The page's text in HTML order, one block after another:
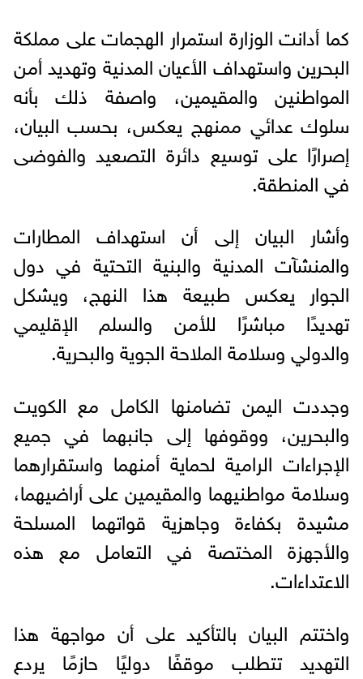
كما أدانت الوزارة استمرار الهجمات على مملكة
البحرين واستهداف الأعيان المدنية وتهديد أمن
المواطنين والمقيمين، واصفة ذلك بأنه
سلوك عدائي ممنهج يعكس، بحسب البيان،
إصرارًا على توسيع دائرة التصعيد والفوضى
في المنطقة.
وأشار البيان إلى أن استهداف المطارات
والمنشآت المدنية والبنية التحتية في دول
الجوار يعكس طبيعة هذا النهج، ويشكل
تهديدًا مباشرًا للأمن والسلم الإقليمي
والدولي وسلامة الملاحة الجوية والبحرية.
وجددت اليمن تضامنها الكامل مع الكويت
والبحرين، ووقوفها إلى جانبهما في جميع
الإجراءات الرامية لحماية أمنهما واستقرارهما
وسلامة مواطنيهما والمقيمين على أراضيهما،
مشيدة بكفاءة وجاهزية قواتهما المسلحة
والأجهزة المختصة في التعامل مع هذه
الاعتداءات.
واختتم البيان بالتأكيد على أن مواجهة هذا
التهديد تتطلب موقفًا دوليًا حازمًا يردع